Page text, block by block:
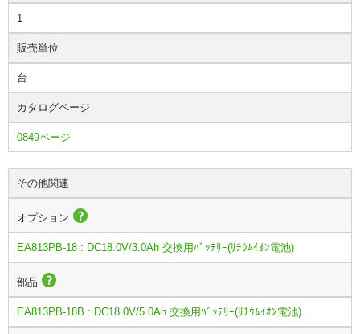
1
販売単位
台
カタログページ
0849ページ
その他関連
オプション
EA813PB-18 : DC18.0V/3.0Ah 交換用ﾊﾞｯﾃﾘｰ(ﾘﾁｳﾑｲｵﾝ電池)
部品
EA813PB-18B : DC18.0V/5.0Ah 交換用ﾊﾞｯﾃﾘｰ(ﾘﾁｳﾑｲｵﾝ電池)